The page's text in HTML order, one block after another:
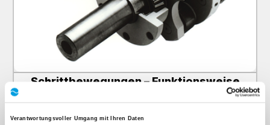
Verantwortungsvoller Umgang mit Ihren Daten
Schrittbewegungen – Funktionsweise